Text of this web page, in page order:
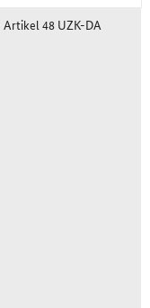
Artikel 48 UZK-DA